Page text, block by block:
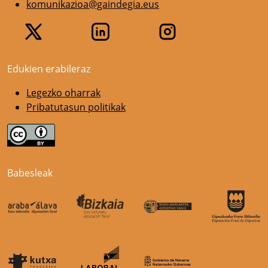
komunikazioa@gaindegia.eus
Edukien erabileraz
Legezko oharrak
Pribatutasun politikak
Babesleak